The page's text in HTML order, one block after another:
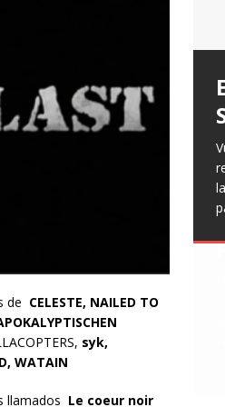
de CELESTE, NAILED TO
syk,
WATAIN
llamados Le coeur noir